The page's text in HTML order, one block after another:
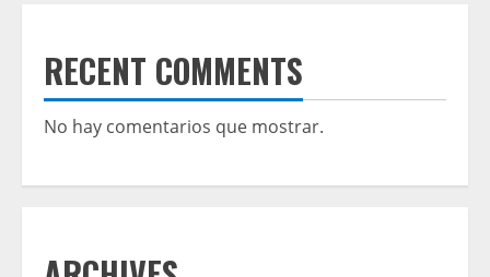
RECENT COMMENTS
No hay comentarios que mostrar.